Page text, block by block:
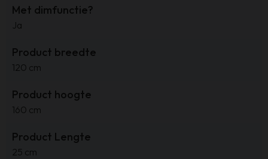
Met dimfunctie?
Ja
Product breedte
120 cm
Product hoogte
160 cm
Product Lengte
25 cm